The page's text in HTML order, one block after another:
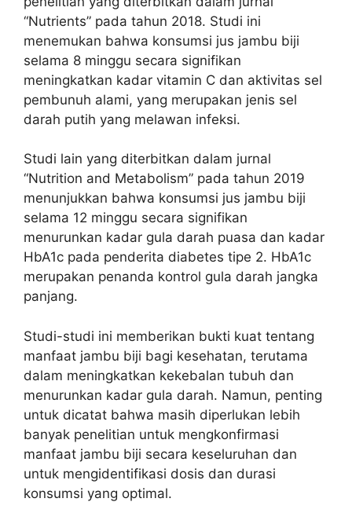
“Nutrients” pada tahun 2018. Studi ini
menemukan bahwa konsumsi jus jambu biji
selama 8 minggu secara signifikan
meningkatkan kadar vitamin C dan aktivitas sel
pembunuh alami, yang merupakan jenis sel
darah putih yang melawan infeksi.
Studi lain yang diterbitkan dalam jurnal
“Nutrition and Metabolism” pada tahun 2019
menunjukkan bahwa konsumsi jus jambu biji
selama 12 minggu secara signifikan
menurunkan kadar gula darah puasa dan kadar
HbA1c pada penderita diabetes tipe 2. HbA1c
merupakan penanda kontrol gula darah jangka
panjang.
Studi-studi ini memberikan bukti kuat tentang
manfaat jambu biji bagi kesehatan, terutama
dalam meningkatkan kekebalan tubuh dan
menurunkan kadar gula darah. Namun, penting
untuk dicatat bahwa masih diperlukan lebih
banyak penelitian untuk mengkonfirmasi
manfaat jambu biji secara keseluruhan dan
untuk mengidentifikasi dosis dan durasi
konsumsi yang optimal.